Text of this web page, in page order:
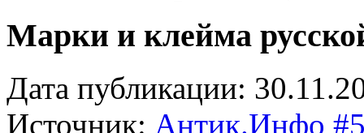
Марки и клейма
Дата публикации:
Источник: Антик.Инфо